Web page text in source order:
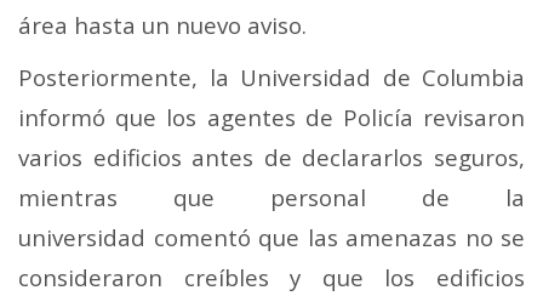
área hasta un nuevo aviso.
Posteriormente, la Universidad de Columbia
informó que los agentes de Policía revisaron
varios edificios antes de declararlos seguros,
mientras que personal de la
universidad comentó que las amenazas no se
consideraron creíbles y que los edificios